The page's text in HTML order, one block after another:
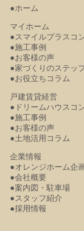
●ホーム
マイホーム
●スマイルプラスコ
●施工事例
●お客様の声
●家づくりのステッ
●お役立ちコラム
戸建賃貸経営
●ドリームハウスコ
●施工事例
●お客様の声
●土地活用コラム
企業情報
●オレンジホーム企
●会社概要
●案内図・駐車場
●スタッフ紹介
●採用情報